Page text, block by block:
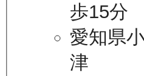
歩15分
愛知県
津